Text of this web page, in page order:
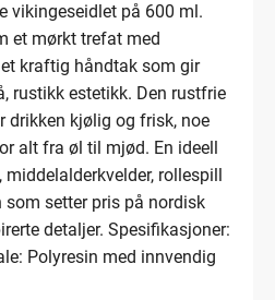
vikingeseidlet på 600 ml.
et mørkt trefat med
kraftig håndtak som gir
rustikk estetikk. Den rustfrie
drikken kjølig og frisk, noe
alt fra øl til mjød. En ideell
rollespill
setter pris på nordisk
detaljer. Spesifikasjoner:
Polyresin med innvendig